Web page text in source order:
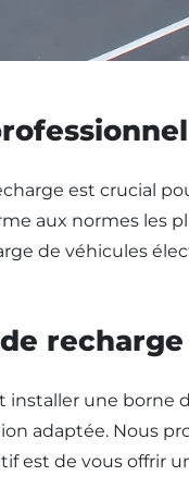
est crucial
aux normes
de véhicules
installer une
adaptée. Nous
est de vous offrir